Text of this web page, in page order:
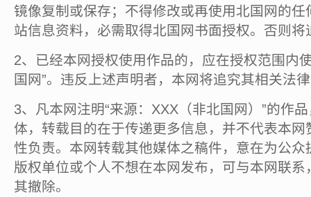
镜像复制或保存；不得修改或再使用北国网的
站信息资料，必需取得北国网书面授权。否则将
2、已经本网授权使用作品的，应在授权范围内
国网”。违反上述声明者，本网将追究其相关法
3、凡本网注明“来源：XXX（非北国网）”的作
体，转载目的在于传递更多信息，并不代表本
性负责。本网转载其他媒体之稿件，意在为公
版权单位或个人不想在本网发布，可与本网联
其撤除。